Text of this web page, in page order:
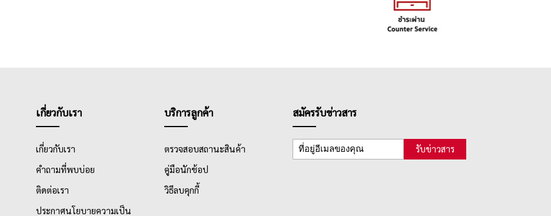
เกี่ยวกับเรา
เกี่ยวกับเรา
คำถามที่พบบ่อย
ติดต่อเรา
ประกาศนโยบายความเป็น
บริการลูกค้า
ตรวจสอบสถานะสินค้า
คู่มือนักช้อป
วิธีลบคุกกี้
สมัครรับข่าวสาร
รับข่าวสาร